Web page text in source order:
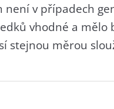
není v případech
vhodné a mělo
stejnou měrou